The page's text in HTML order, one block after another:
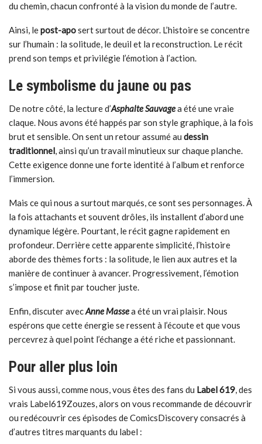
du chemin, chacun confronté à la vision du monde de l’autre.
Ainsi, lepost-aposert surtout de décor. L’histoire se concentre
sur l’humain : la solitude, le deuil et la reconstruction. Le récit
prend son temps et privilégie l’émotion à l’action.
Le symbolisme du jaune ou pas
De notre côté, la lecture d’Asphalte Sauvagea été une vraie
claque. Nous avons été happés par son style graphique, à la fois
brut et sensible. On sent un retour assumé au dessin
traditionnel, ainsi qu’un travail minutieux sur chaque planche.
Cette exigence donne une forte identité à l’album et renforce
l’immersion.
Mais ce qui nous a surtout marqués, ce sont ses personnages. À
la fois attachants et souvent drôles, ils installent d’abord une
dynamique légère. Pourtant, le récit gagne rapidement en
profondeur. Derrière cette apparente simplicité, l’histoire
aborde des thèmes forts : la solitude, le lien aux autres et la
manière de continuer à avancer. Progressivement, l’émotion
s’impose et finit par toucher juste.
Enfin, discuter avecAnne Massea été un vrai plaisir. Nous
espérons que cette énergie se ressent à l’écoute et que vous
percevrez à quel point l’échange a été riche et passionnant.
Pour aller plus loin
Si vous aussi, comme nous, vous êtes des fans du Label 619, des
vrais Label619Zouzes, alors on vous recommande de découvrir
ou redécouvrir ces épisodes de ComicsDiscovery consacrés à
d’autres titres marquants du label :